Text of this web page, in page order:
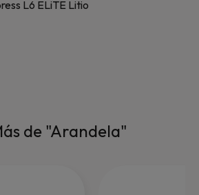
L6 ELiTE Litio
de "Arandela"